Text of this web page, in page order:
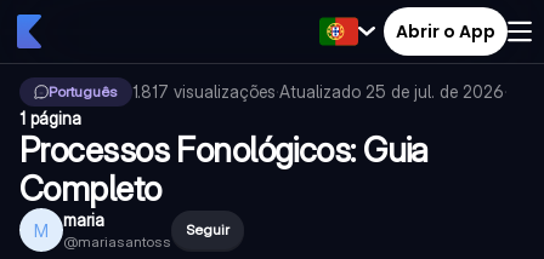
Abrir o App
Português 1.817 visualizações·Atualizado 25 de jul. de 2026·
1 página
Processos Fonológicos: Guia
Completo
M maria
@mariasantoss
Seguir